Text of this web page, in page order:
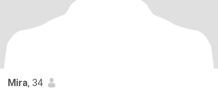
Mira, 34